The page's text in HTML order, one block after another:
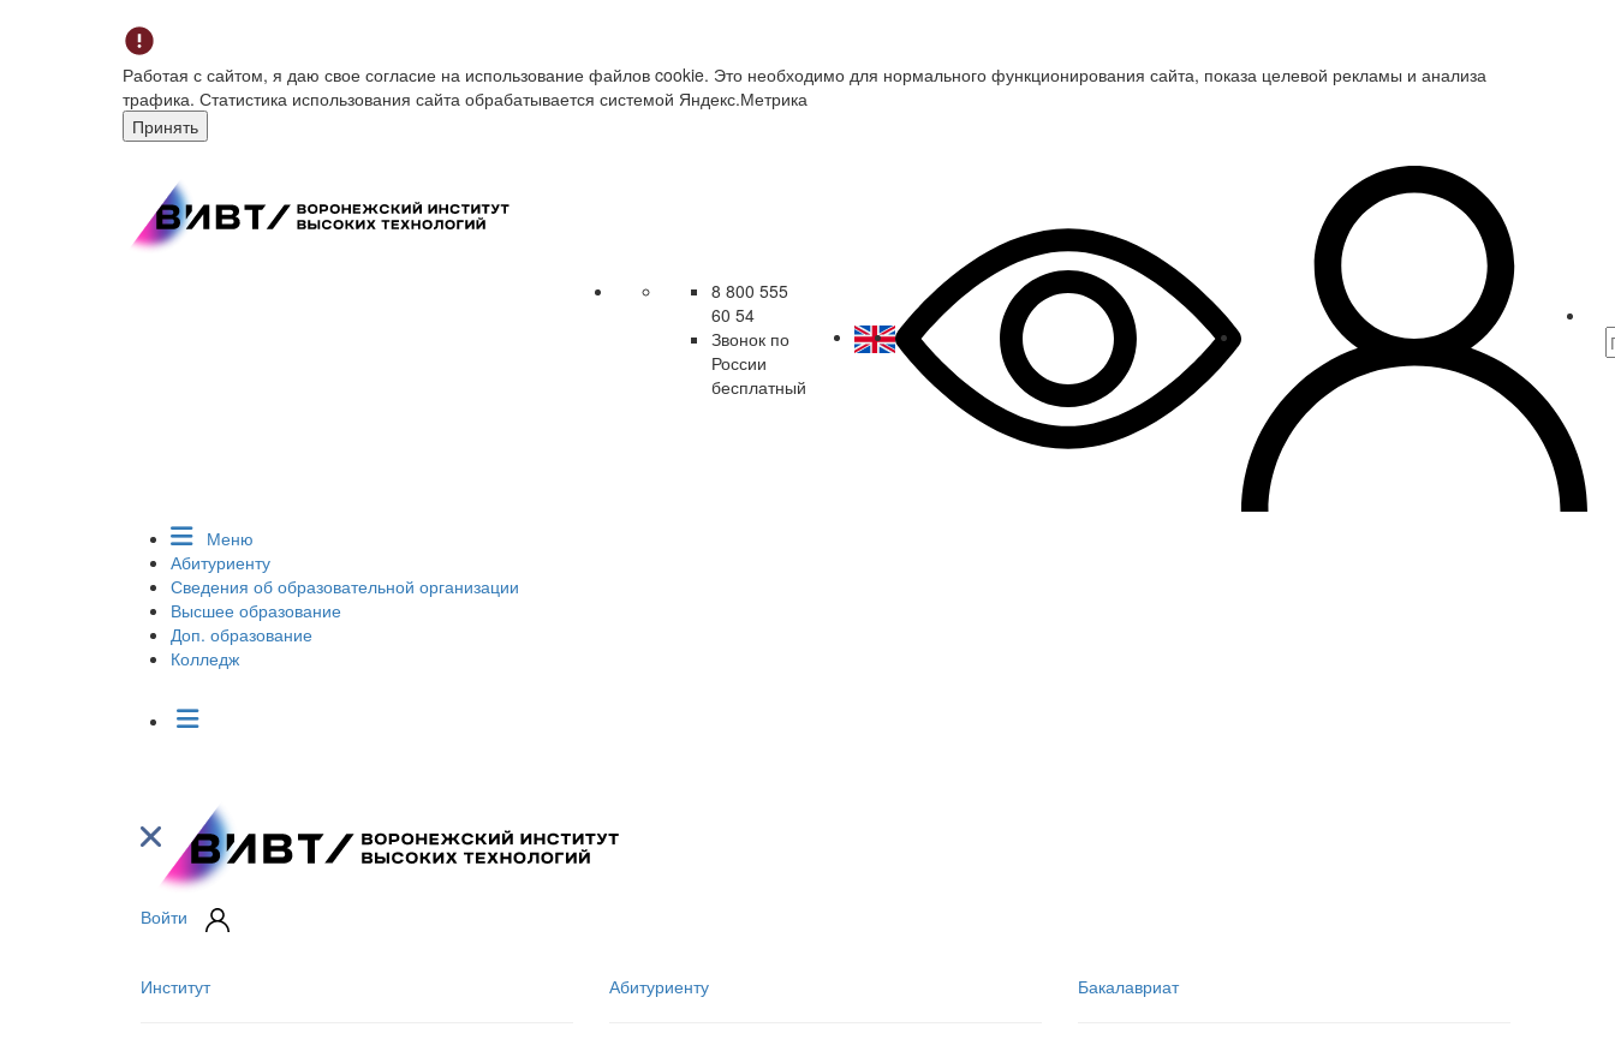
Работая с сайтом, я даю свое согласие на использование файлов cookie. Это необходимо для нормального функционирования сайта, показа целевой рекламы и анализа
трафика. Статистика использования сайта обрабатывается системой Яндекс.Метрика
Принять
8 800 555
60 54
Звонок по
России
бесплатный
Меню
Абитуриенту
Сведения об образовательной организации
Высшее образование
Доп. образование
Колледж
Войти
Институт Абитуриенту Бакалавриат